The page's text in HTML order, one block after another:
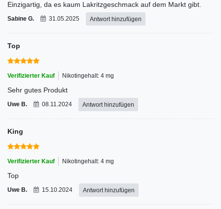
Einzigartig, da es kaum Lakritzgeschmack auf dem Markt gibt.
Sabine G. 31.05.2025 Antwort hinzufügen
Top
Verifizierter Kauf Nikotingehalt: 4 mg
Sehr gutes Produkt
Uwe B. 08.11.2024 Antwort hinzufügen
King
Verifizierter Kauf Nikotingehalt: 4 mg
Top
Uwe B. 15.10.2024 Antwort hinzufügen